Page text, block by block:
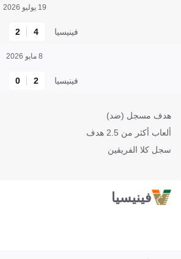
19 يوليو 2026
فينيسيا 4
2
8 مايو 2026
فينيسيا 2
0
هدف مسجل (ضد)
ألعاب أكثر من 2.5 هدف
سجل كلا الفريقين
فينيسيا